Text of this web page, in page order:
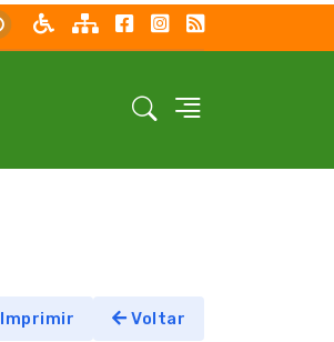
Voltar
Imprimir